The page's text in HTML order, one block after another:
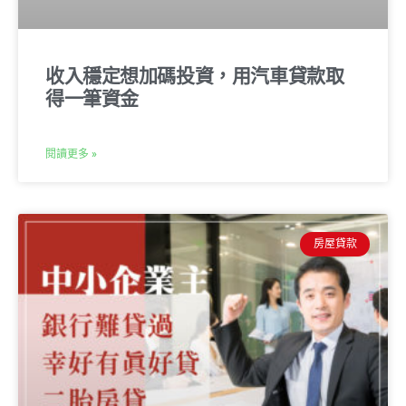
收入穩定想加碼投資，用汽車貸款取
得一筆資金
閱讀更多 »
房屋貸款